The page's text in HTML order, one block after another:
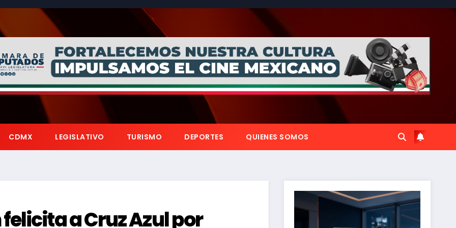
CDMX LEGISLATIVO TURISMO DEPORTES QUIENES SOMOS
a Cruz Azul por